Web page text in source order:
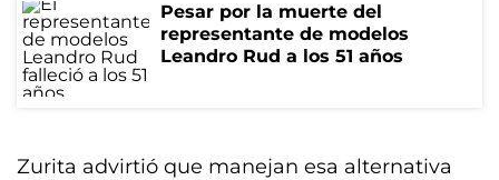
Pesar por la muerte del
representante de modelos
Leandro Rud a los 51 años
Zurita advirtió que manejan esa alternativa